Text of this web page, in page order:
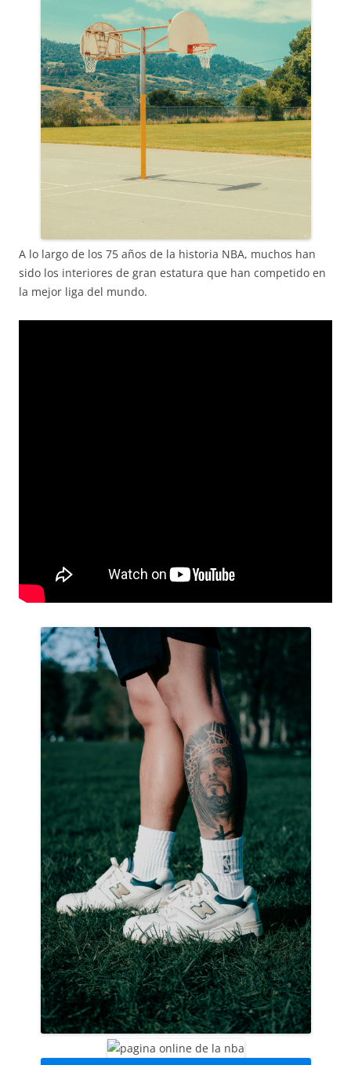
A lo largo de los 75 años de la historia NBA, muchos han
sido los interiores de gran estatura que han competido en
la mejor liga del mundo.